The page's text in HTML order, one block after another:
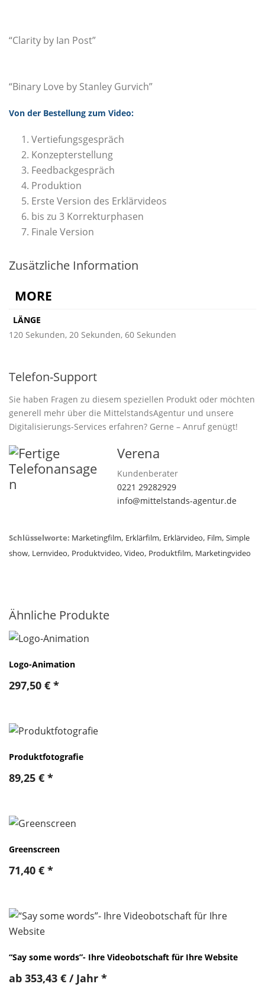
“Clarity by Ian Post”
“Binary Love by Stanley Gurvich”
Von der Bestellung zum Video:
Vertiefungsgespräch
Konzepterstellung
Feedbackgespräch
Produktion
Erste Version des Erklärvideos
bis zu 3 Korrekturphasen
Finale Version
Zusätzliche Information
MORE
LÄNGE
120 Sekunden, 20 Sekunden, 60 Sekunden
Telefon-Support
Sie haben Fragen zu diesem speziellen Produkt oder möchten
generell mehr über die MittelstandsAgentur und unsere
Digitalisierungs-Services erfahren? Gerne – Anruf genügt!
Verena
Kundenberater
0221 29282929
info@mittelstands-agentur.de
Schlüsselworte: Marketingfilm, Erklärfilm, Erklärvideo, Film, Simple
show, Lernvideo, Produktvideo, Video, Produktfilm, Marketingvideo
Ähnliche Produkte
Logo-Animation
297,50 € *
Produktfotografie
89,25 € *
Greenscreen
71,40 € *
“Say some words”- Ihre Videobotschaft für Ihre Website
ab 353,43 € / Jahr *